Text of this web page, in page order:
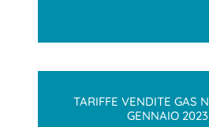
TARIFFE VENDITE GAS
GENNAIO 2023